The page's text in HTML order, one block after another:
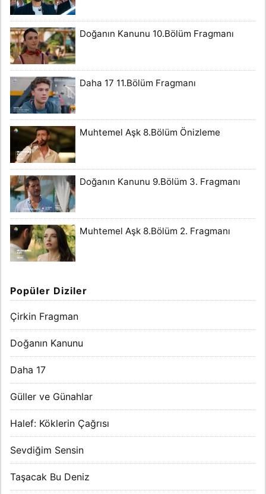
Doğanın Kanunu 10.Bölüm Fragmanı
Daha 17 11.Bölüm Fragmanı
Muhtemel Aşk 8.Bölüm Önizleme
Doğanın Kanunu 9.Bölüm 3. Fragmanı
Muhtemel Aşk 8.Bölüm 2. Fragmanı
Popüler Diziler
Çirkin Fragman
Doğanın Kanunu
Daha 17
Güller ve Günahlar
Halef: Köklerin Çağrısı
Sevdiğim Sensin
Taşacak Bu Deniz